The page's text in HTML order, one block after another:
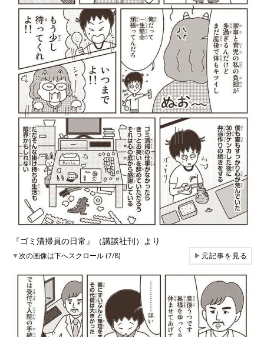
『ゴミ清掃員の日常』（講談社刊）より
▼次の画像は下へスクロール (7/8) ▶元記事を見る